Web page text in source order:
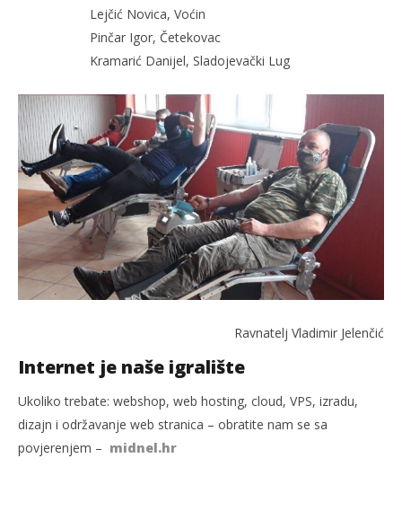
Lejčić Novica, Voćin
Pinčar Igor, Četekovac
Kramarić Danijel, Sladojevački Lug
Ravnatelj Vladimir Jelenčić
Internet je naše igralište
Ukoliko trebate: webshop, web hosting, cloud, VPS, izradu,
dizajn i održavanje web stranica – obratite nam se sa
povjerenjem – midnel.hr